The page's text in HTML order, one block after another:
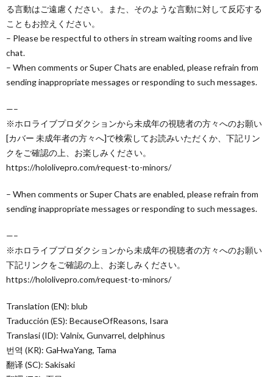
る言動はご遠慮ください。また、そのような言動に対して反応する
こともお控えください。
– Please be respectful to others in stream waiting rooms and live
chat.
– When comments or Super Chats are enabled, please refrain from
sending inappropriate messages or responding to such messages.
—–
※ホロライブプロダクションから未成年の視聴者の方々へのお願い
[カバー 未成年者の方々へ]で検索してお読みいただくか、下記リン
クをご確認の上、お楽しみください。
https://hololivepro.com/request-to-minors/
– When comments or Super Chats are enabled, please refrain from
sending inappropriate messages or responding to such messages.
—–
※ホロライブプロダクションから未成年の視聴者の方々へのお願い
下記リンクをご確認の上、お楽しみください。
https://hololivepro.com/request-to-minors/
Translation (EN): blub
Traducción (ES): BecauseOfReasons, Isara
Translasi (ID): Valnix, Gunvarrel, delphinus
번역 (KR): GaHwaYang, Tama
翻译 (SC): Sakisaki